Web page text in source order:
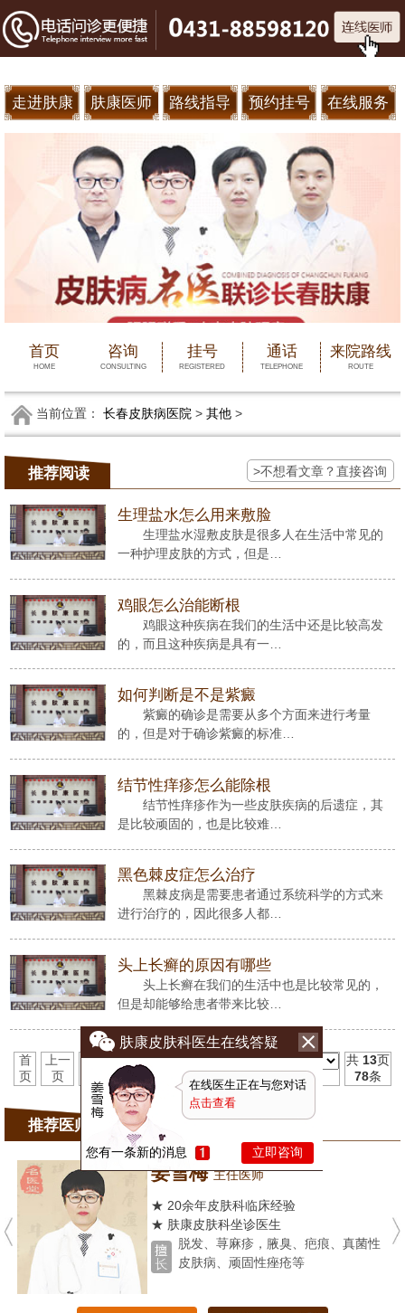
走进肤康 肤康医师 路线指导 预约挂号 在线服务
首页
HOME
咨询
CONSULTING
挂号
REGISTERED
通话
TELEPHONE
来院路线
ROUTE
当前位置： 长春皮肤病医院> 其他>
推荐阅读 >不想看文章？直接咨询
生理盐水怎么用来敷脸
生理盐水湿敷皮肤是很多人在生活中常见的
一种护理皮肤的方式，但是…
鸡眼怎么治能断根
鸡眼这种疾病在我们的生活中还是比较高发
的，而且这种疾病是具有一…
如何判断是不是紫癜
紫癜的确诊是需要从多个方面来进行考量
的，但是对于确诊紫癜的标准…
结节性痒疹怎么能除根
结节性痒疹作为一些皮肤疾病的后遗症，其
是比较顽固的，也是比较难…
黑色棘皮症怎么治疗
黑棘皮病是需要患者通过系统科学的方式来
进行治疗的，因此很多人都…
头上长癣的原因有哪些
头上长癣在我们的生活中也是比较常见的，
但是却能够给患者带来比较…
首
页
上一
页
1 2 3 4 5 6 7 8 9 10 11 下一
页
末
页
共 13页
78条
推荐医师
姜雪梅主任医师
★ 20余年皮肤科临床经验
★ 肤康皮肤科坐诊医生
脱发、荨麻疹，腋臭、疤痕、真菌性
皮肤病、顽固性痤疮等
肤康皮肤科医生在线答疑
在线医生正在与您对话
点击查看
您有一条新的消息 立即咨询